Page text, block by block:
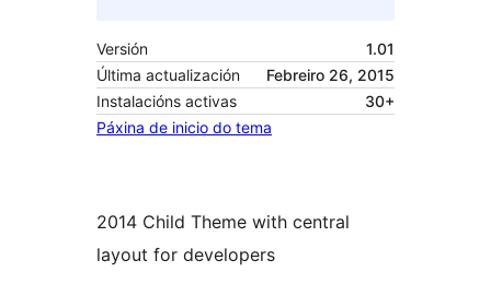
Versión
1.01
Última actualización
Febreiro 26, 2015
Instalacións activas
30+
Páxina de inicio do tema
2014 Child Theme with central
layout for developers